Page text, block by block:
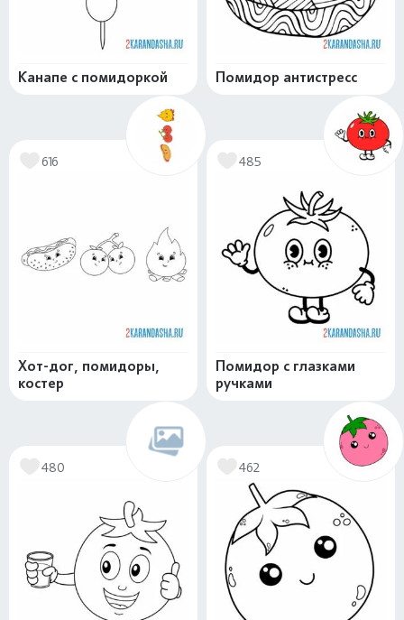
Канапе с помидоркой Помидор антистресс
616
Хот-дог, помидоры,
костер
485
Помидор с глазками
ручками
480 462